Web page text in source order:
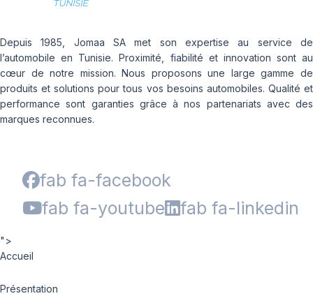
Depuis 1985, Jomaa SA met son expertise au service de
l’automobile en Tunisie. Proximité, fiabilité et innovation sont au
cœur de notre mission. Nous proposons une large gamme de
produits et solutions pour tous vos besoins automobiles. Qualité et
performance sont garanties grâce à nos partenariats avec des
marques reconnues.
fab fa-facebook
fab fa-youtube
fab fa-linkedin
">
Accueil
Présentation